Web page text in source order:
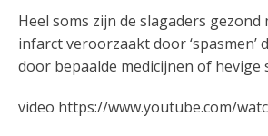
Heel soms zijn de slagaders
infarct veroorzaakt door ‘spasmen’
door bepaalde medicijnen of hevige
video https://www.youtube.com/